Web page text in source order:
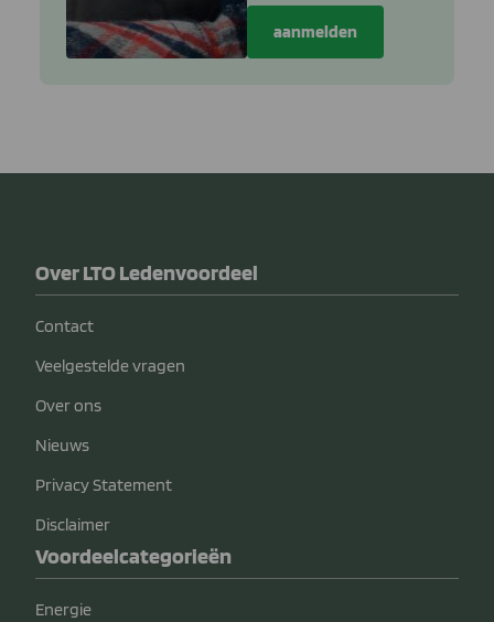
Over LTO Ledenvoordeel
Contact
Veelgestelde vragen
Over ons
Nieuws
Privacy Statement
Disclaimer
Voordeelcategorieën
Energie